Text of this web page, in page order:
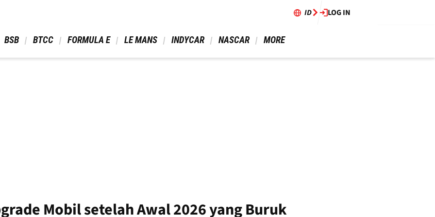
ID LOG IN
BSB BTCC FORMULA E LE MANS INDYCAR NASCAR MORE
Mobil setelah Awal 2026 yang Buruk